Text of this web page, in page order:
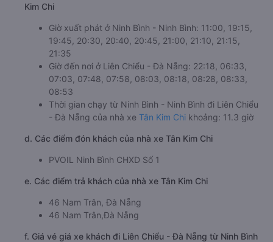
Kim Chi
Giờ xuất phát ở Ninh Bình - Ninh Bình: 11:00, 19:15,
19:45, 20:30, 20:40, 20:45, 21:00, 21:10, 21:15,
21:35
Giờ đến nơi ở Liên Chiểu - Đà Nẵng: 22:18, 06:33,
07:03, 07:48, 07:58, 08:03, 08:18, 08:28, 08:33,
08:53
Thời gian chạy từ Ninh Bình - Ninh Bình đi Liên Chiểu
- Đà Nẵng của nhà xe Tân Kim Chi khoảng: 11.3 giờ
d. Các điểm đón khách của nhà xe Tân Kim Chi
PVOIL Ninh Bình CHXD Số 1
e. Các điểm trả khách của nhà xe Tân Kim Chi
46 Nam Trân, Đà Nẵng
46 Nam Trân,Đà Nẵng
f. Giá vé giá xe khách đi Liên Chiểu - Đà Nẵng từ Ninh Bình